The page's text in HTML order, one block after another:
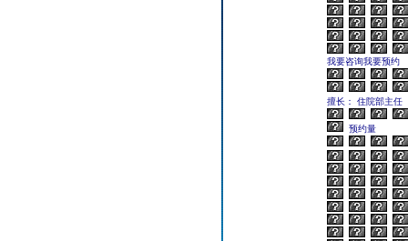
我要咨询我要预约
擅长： 住院部主任
预约量